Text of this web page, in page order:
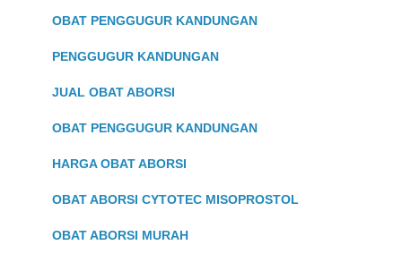
OBAT PENGGUGUR KANDUNGAN
PENGGUGUR KANDUNGAN
JUAL OBAT ABORSI
OBAT PENGGUGUR KANDUNGAN
HARGA OBAT ABORSI
OBAT ABORSI CYTOTEC MISOPROSTOL
OBAT ABORSI MURAH